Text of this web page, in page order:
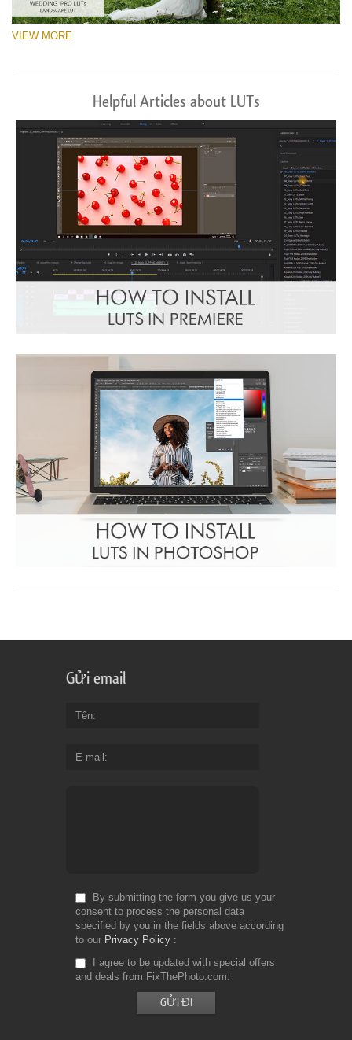
VIEW MORE
Helpful Articles about LUTs
Gửi email
Tên
E-mail
By submitting the form you give us your
consent to process the personal data
specified by you in the fields above according
to our Privacy Policy
I agree to be updated with special offers
and deals from FixThePhoto.com